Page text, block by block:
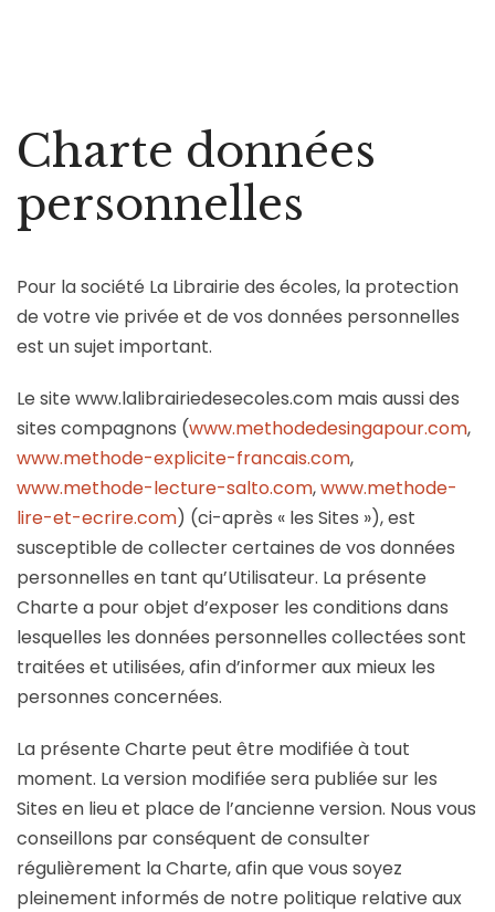
Charte données
personnelles
Pour la société La Librairie des écoles, la protection
de votre vie privée et de vos données personnelles
est un sujet important.
Le site www.lalibrairiedesecoles.com mais aussi des
sites compagnons (www.methodedesingapour.com,
www.methode-explicite-francais.com,
www.methode-lecture-salto.com,www.methode-
lire-et-ecrire.com) (ci-après « les Sites »), est
susceptible de collecter certaines de vos données
personnelles en tant qu’Utilisateur. La présente
Charte a pour objet d’exposer les conditions dans
lesquelles les données personnelles collectées sont
traitées et utilisées, afin d’informer aux mieux les
personnes concernées.
La présente Charte peut être modifiée à tout
moment. La version modifiée sera publiée sur les
Sites en lieu et place de l’ancienne version. Nous vous
conseillons par conséquent de consulter
régulièrement la Charte, afin que vous soyez
pleinement informés de notre politique relative aux